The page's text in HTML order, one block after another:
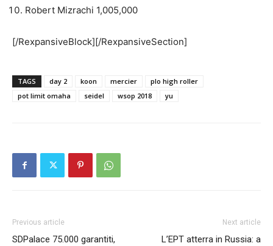
Robert Mizrachi 1,005,000
[/RexpansiveBlock][/RexpansiveSection]
TAGS day 2 koon mercier
plo high roller
pot limit omaha
seidel wsop 2018 yu
Previous article
SDPalace 75.000 garantiti,
Next article
L’EPT atterra in Russia: a